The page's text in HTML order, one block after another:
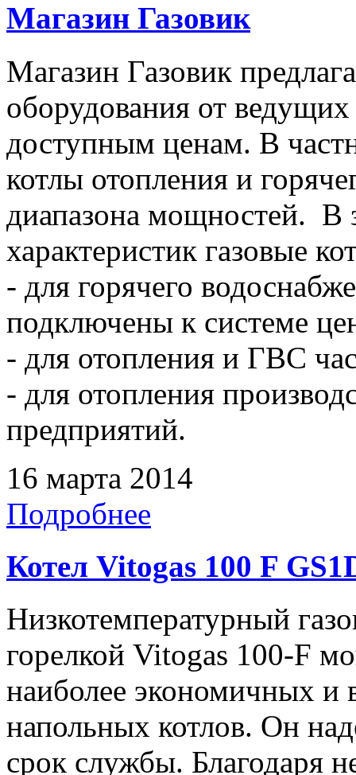
Магазин Газовик
Магазин Газовик
оборудования от
доступным ценам. В
котлы отопления и
диапазона мощностей. В
характеристик газовые
- для горячего
подключены к системе
- для отопления и ГВС
- для отопления
предприятий.
16 марта 2014
Подробнее
Котел Vitogas 100 F
Низкотемпературный
горелкой Vitogas 100-F
наиболее экономичных и
напольных котлов. Он
срок службы. Благодаря